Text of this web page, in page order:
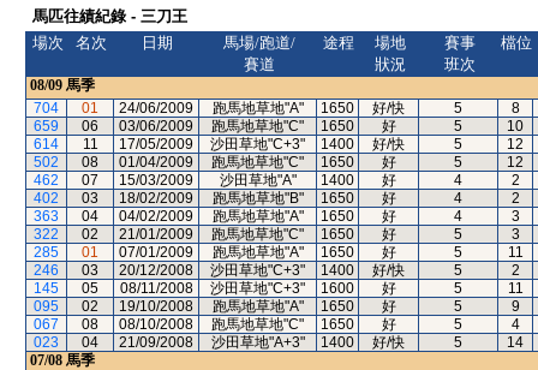
馬匹往績紀錄 - 三刀王
場次
名次 日期
馬場/跑道/
賽道
途程
場地
狀況
賽事
班次
檔位
08/09 馬季
704
01 24/06/2009 跑馬地草地"A" 1650 好/快 5
8
659
06 03/06/2009 跑馬地草地"C" 1650 好 5
10
614
11 17/05/2009 沙田草地"C+3" 1400 好/快 5
12
502
08 01/04/2009 跑馬地草地"C" 1650 好 5
12
462
07 15/03/2009 沙田草地"A" 1400 好 4
2
402
03 18/02/2009 跑馬地草地"B" 1650 好 4
2
363
04 04/02/2009 跑馬地草地"A" 1650 好 4
3
322
02 21/01/2009 跑馬地草地"C" 1650 好 5
3
285
01 07/01/2009 跑馬地草地"A" 1650 好 5
11
246
03 20/12/2008 沙田草地"C+3" 1400 好/快 5
2
145
05 08/11/2008 沙田草地"C+3" 1600 好 5
11
095
02 19/10/2008 跑馬地草地"A" 1650 好 5
9
067
08 08/10/2008 跑馬地草地"C" 1650 好 5
4
023
04 21/09/2008 沙田草地"A+3" 1400 好/快 5
14
07/08 馬季